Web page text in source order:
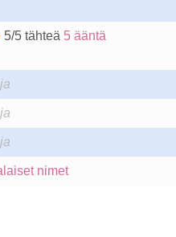
5/5 tähteä 5 ääntä
nimet